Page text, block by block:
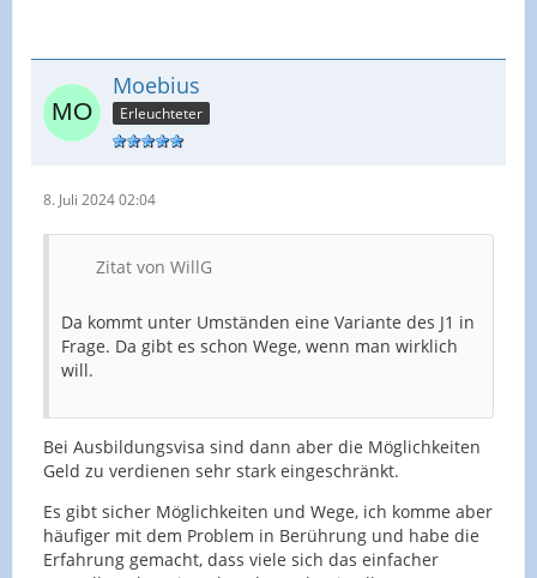
Moebius
Erleuchteter
8. Juli 2024 02:04
Zitat von WillG
Da kommt unter Umständen eine Variante des J1 in
Frage. Da gibt es schon Wege, wenn man wirklich
will.
Bei Ausbildungsvisa sind dann aber die Möglichkeiten
Geld zu verdienen sehr stark eingeschränkt.
Es gibt sicher Möglichkeiten und Wege, ich komme aber
häufiger mit dem Problem in Berührung und habe die
Erfahrung gemacht, dass viele sich das einfacher